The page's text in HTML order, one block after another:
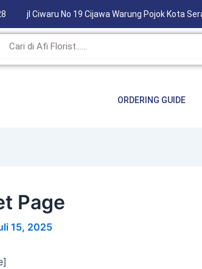
jl Ciwaru No 19 Cijawa Warung Pojok Kota
Search
ORDERING GUIDE
Page
15, 2025